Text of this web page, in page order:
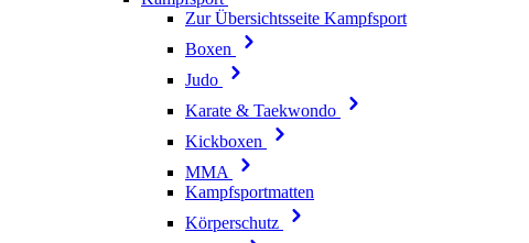
Zur Übersichtsseite Kampfsport
Boxen
Judo
Karate & Taekwondo
Kickboxen
MMA
Kampfsportmatten
Körperschutz